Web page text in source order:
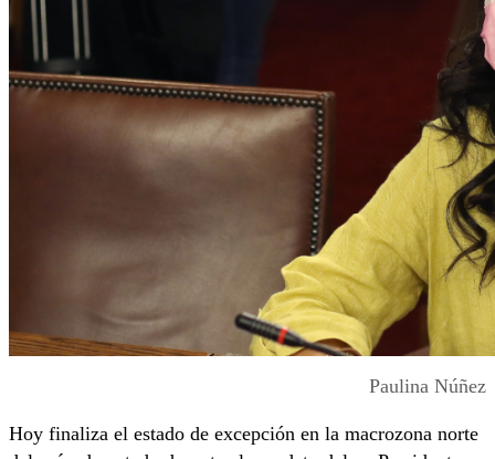
Paulina Núñez
Hoy finaliza el estado de excepción en la macrozona norte